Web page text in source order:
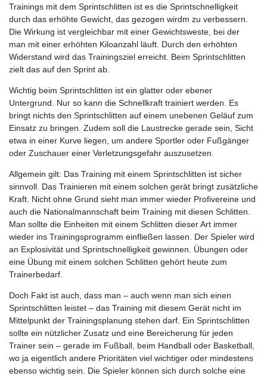
Trainings mit dem Sprintschlitten ist es die Sprintschnelligkeit
durch das erhöhte Gewicht, das gezogen wirdm zu verbessern.
Die Wirkung ist vergleichbar mit einer Gewichtsweste, bei der
man mit einer erhöhten Kiloanzahl läuft. Durch den erhöhten
Widerstand wird das Trainingsziel erreicht. Beim Sprintschlitten
zielt das auf den Sprint ab.
Wichtig beim Sprintschlitten ist ein glatter oder ebener
Untergrund. Nur so kann die Schnellkraft trainiert werden. Es
bringt nichts den Sprintschlitten auf einem unebenen Geläuf zum
Einsatz zu bringen. Zudem soll die Laustrecke gerade sein, Sicht
etwa in einer Kurve liegen, um andere Sportler oder Fußgänger
oder Zuschauer einer Verletzungsgefahr auszusetzen.
Allgemein gilt: Das Training mit einem Sprintschlitten ist sicher
sinnvoll. Das Trainieren mit einem solchen gerät bringt zusätzliche
Kraft. Nicht ohne Grund sieht man immer wieder Profivereine und
auch die Nationalmannschaft beim Training mit diesen Schlitten.
Man sollte die Einheiten mit einem Schlitten dieser Art immer
wieder ins Trainingsprogramm einfließen lassen. Der Spieler wird
an Explosivität und Sprintschnelligkeit gewinnen. Übungen oder
eine Übung mit einem solchen Schlitten gehört heute zum
Trainerbedarf.
Doch Fakt ist auch, dass man – auch wenn man sich einen
Sprintschlitten leistet – das Training mit diesem Gerät nicht im
Mittelpunkt der Trainingsplanung stehen darf. Ein Sprintschlitten
sollte ein nützlicher Zusatz und eine Bereicherung für jeden
Trainer sein – gerade im Fußball, beim Handball oder Basketball,
wo ja eigentlich andere Prioritäten viel wichtiger oder mindestens
ebenso wichtig sein. Die Spieler können sich durch solche eine